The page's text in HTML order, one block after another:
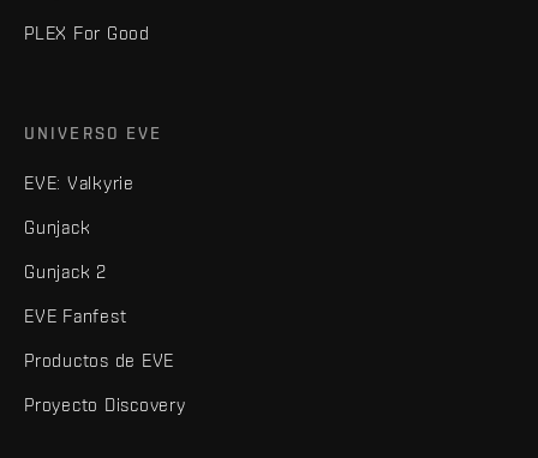
PLEX For Good
UNIVERSO EVE
EVE: Valkyrie
Gunjack
Gunjack 2
EVE Fanfest
Productos de EVE
Proyecto Discovery